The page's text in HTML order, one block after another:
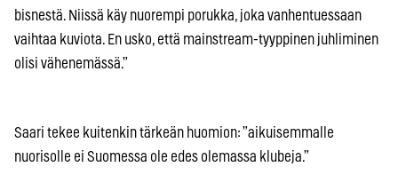
bisnestä. Niissä käy nuorempi porukka, joka vanhentuessaan
vaihtaa kuviota. En usko, että mainstream-tyyppinen juhliminen
olisi vähenemässä.”
Saari tekee kuitenkin tärkeän huomion: ”aikuisemmalle
nuorisolle ei Suomessa ole edes olemassa klubeja.”